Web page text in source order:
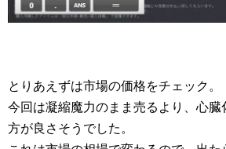
とりあえずは市場の価格をチェック。
今回は凝縮魔力のまま売るより、心臓
方が良さそうでした。